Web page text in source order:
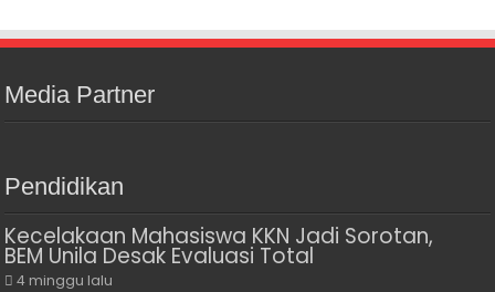
Media Partner
Pendidikan
Kecelakaan Mahasiswa KKN Jadi Sorotan,
BEM Unila Desak Evaluasi Total
4 minggu lalu